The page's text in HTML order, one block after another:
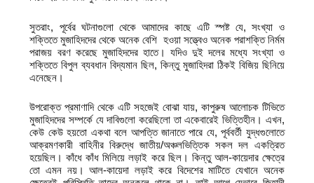
সুতরাং, পূর্বের ঘটনাগুলো থেকে আমাদের কাছে এটি স্পষ্ট যে, সংখ্যা ও
শক্তিতে মুজাহিদদের থেকে অনেক বেশি হওয়া সত্ত্বেও অনেক পরাশক্তি নির্মম
পরাজয় বরণ করেছে মুজাহিদদের হাতে। যদিও দুই দলের মধ্যে সংখ্যা ও
শক্তিতে বিপুল ব্যবধান বিদ্যমান ছিল, কিন্তু মুজাহিদরা ঠিকই বিজিয় ছিনিয়ে
এনেছেন।
উপরোক্ত প্রমাণাদি থেকে এটি সহজেই বোঝা যায়, কাপুরুষ আলোচক টিভিতে
মুজাহিদদের সম্পর্কে যে দাবিগুলো করেছিলো তা একেবারেই ভিত্তিহীন। এখন,
কেউ কেউ হয়তো একথা বলে আপত্তি জানাতে পারে যে, পূর্ববর্তী যুদ্ধগুলোতে
আক্রমণকারী বাহিনীর বিরুদ্ধে জাতীয়/অঞ্চলভিত্তিক সকল দল একত্রিত
হয়েছিল। কাঁধে কাঁধ মিলিয়ে লড়াই করে ছিল। কিন্তু আল-কায়েদার ক্ষেত্রে
তো এমন নয়। আল-কায়েদা লড়াই করে বিদেশের মাটিতে যেখানে অনেক